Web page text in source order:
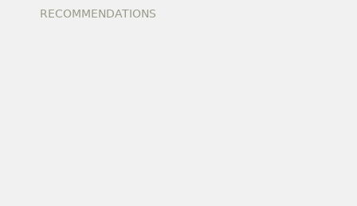
RECOMMENDATIONS